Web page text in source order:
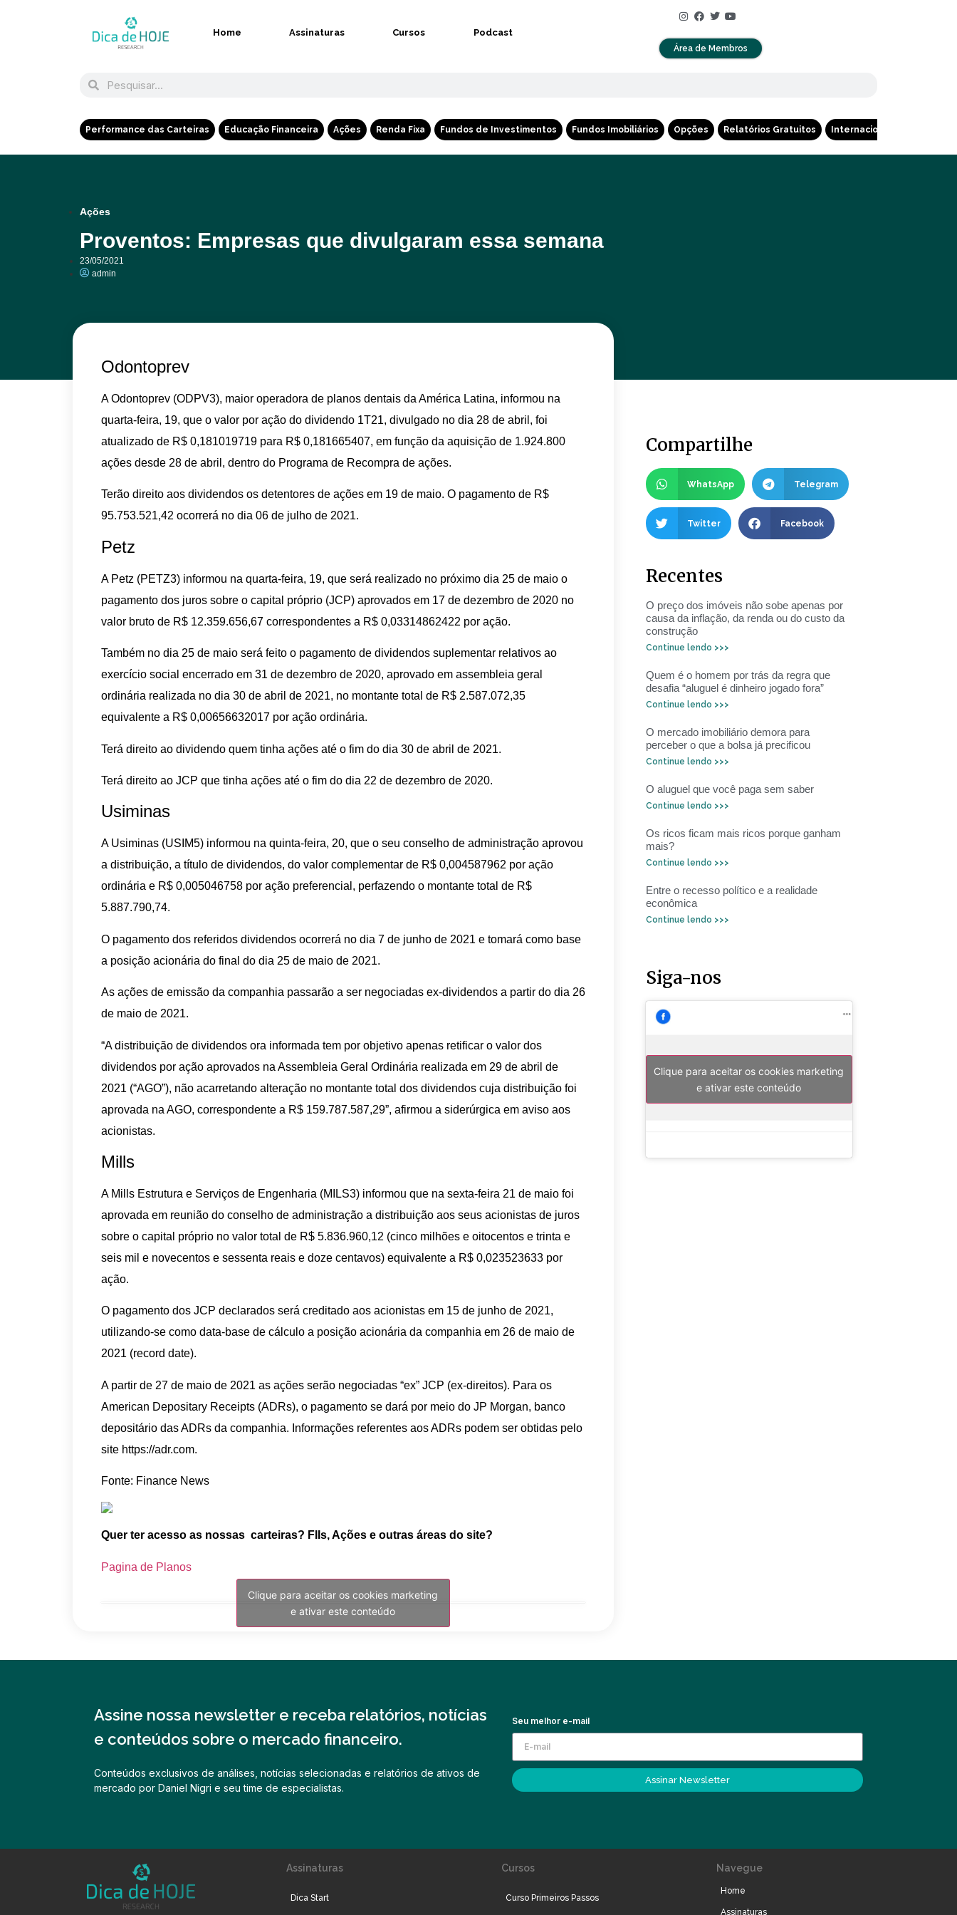
Home Assinaturas Cursos Podcast
Área de Membros
Performance das Carteiras Educação Financeira Ações Renda Fixa Fundos de Investimentos Fundos Imobiliários Opções Relatórios Gratuitos Internacional
Ações
Proventos: Empresas que divulgaram essa semana
23/05/2021
admin
Odontoprev
A Odontoprev (ODPV3), maior operadora de planos dentais da América Latina, informou na
quarta-feira, 19, que o valor por ação do dividendo 1T21, divulgado no dia 28 de abril, foi
atualizado de R$ 0,181019719 para R$ 0,181665407, em função da aquisição de 1.924.800
ações desde 28 de abril, dentro do Programa de Recompra de ações.
Terão direito aos dividendos os detentores de ações em 19 de maio. O pagamento de R$
95.753.521,42 ocorrerá no dia 06 de julho de 2021.
Petz
A Petz (PETZ3) informou na quarta-feira, 19, que será realizado no próximo dia 25 de maio o
pagamento dos juros sobre o capital próprio (JCP) aprovados em 17 de dezembro de 2020 no
valor bruto de R$ 12.359.656,67 correspondentes a R$ 0,03314862422 por ação.
Também no dia 25 de maio será feito o pagamento de dividendos suplementar relativos ao
exercício social encerrado em 31 de dezembro de 2020, aprovado em assembleia geral
ordinária realizada no dia 30 de abril de 2021, no montante total de R$ 2.587.072,35
equivalente a R$ 0,00656632017 por ação ordinária.
Terá direito ao dividendo quem tinha ações até o fim do dia 30 de abril de 2021.
Terá direito ao JCP que tinha ações até o fim do dia 22 de dezembro de 2020.
Usiminas
A Usiminas (USIM5) informou na quinta-feira, 20, que o seu conselho de administração aprovou
a distribuição, a título de dividendos, do valor complementar de R$ 0,004587962 por ação
ordinária e R$ 0,005046758 por ação preferencial, perfazendo o montante total de R$
5.887.790,74.
O pagamento dos referidos dividendos ocorrerá no dia 7 de junho de 2021 e tomará como base
a posição acionária do final do dia 25 de maio de 2021.
As ações de emissão da companhia passarão a ser negociadas ex-dividendos a partir do dia 26
de maio de 2021.
“A distribuição de dividendos ora informada tem por objetivo apenas retificar o valor dos
dividendos por ação aprovados na Assembleia Geral Ordinária realizada em 29 de abril de
2021 (“AGO”), não acarretando alteração no montante total dos dividendos cuja distribuição foi
aprovada na AGO, correspondente a R$ 159.787.587,29”, afirmou a siderúrgica em aviso aos
acionistas.
Mills
A Mills Estrutura e Serviços de Engenharia (MILS3) informou que na sexta-feira 21 de maio foi
aprovada em reunião do conselho de administração a distribuição aos seus acionistas de juros
sobre o capital próprio no valor total de R$ 5.836.960,12 (cinco milhões e oitocentos e trinta e
seis mil e novecentos e sessenta reais e doze centavos) equivalente a R$ 0,023523633 por
ação.
O pagamento dos JCP declarados será creditado aos acionistas em 15 de junho de 2021,
utilizando-se como data-base de cálculo a posição acionária da companhia em 26 de maio de
2021 (record date).
A partir de 27 de maio de 2021 as ações serão negociadas “ex” JCP (ex-direitos). Para os
American Depositary Receipts (ADRs), o pagamento se dará por meio do JP Morgan, banco
depositário das ADRs da companhia. Informações referentes aos ADRs podem ser obtidas pelo
site https://adr.com.
Fonte: Finance News
Quer ter acesso as nossas carteiras? FIIs, Ações e outras áreas do site?
Pagina de Planos
Clique para aceitar os cookies marketing
e ativar este conteúdo
Compartilhe
WhatsApp Telegram
Twitter Facebook
Recentes
O preço dos imóveis não sobe apenas por
causa da inflação, da renda ou do custo da
construção
Continue lendo >>>
Quem é o homem por trás da regra que
desafia “aluguel é dinheiro jogado fora”
Continue lendo >>>
O mercado imobiliário demora para
perceber o que a bolsa já precificou
Continue lendo >>>
O aluguel que você paga sem saber
Continue lendo >>>
Os ricos ficam mais ricos porque ganham
mais?
Continue lendo >>>
Entre o recesso político e a realidade
econômica
Continue lendo >>>
Siga-nos
Clique para aceitar os cookies marketing
e ativar este conteúdo
Assine nossa newsletter e receba relatórios, notícias
e conteúdos sobre o mercado financeiro.
Conteúdos exclusivos de análises, notícias selecionadas e relatórios de ativos de
mercado por Daniel Nigri e seu time de especialistas.
Seu melhor e-mail
Assinar Newsletter
Assinaturas
Dica Start
Cursos
Curso Primeiros Passos
Navegue
Home
Assinaturas